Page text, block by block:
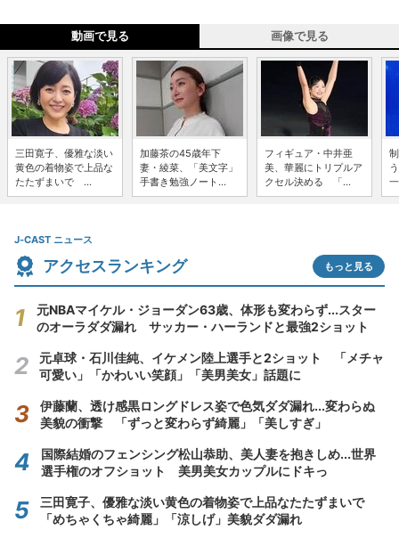
動画で見る 画像で見る
三田寛子、優雅な淡い
黄色の着物姿で上品な
たたずまいで ...
加藤茶の45歳年下
妻・綾菜、「美文字」
手書き勉強ノート...
フィギュア・中井亜
美、華麗にトリプルア
クセル決める 「...
J-CAST ニュース
アクセスランキング もっと見る
元NBAマイケル・ジョーダン63歳、体形も変わらず...スター
のオーラダダ漏れ サッカー・ハーランドと最強2ショット
元卓球・石川佳純、イケメン陸上選手と2ショット 「メチャ
可愛い」「かわいい笑顔」「美男美女」話題に
伊藤蘭、透け感黒ロングドレス姿で色気ダダ漏れ...変わらぬ
美貌の衝撃 「ずっと変わらず綺麗」「美しすぎ」
国際結婚のフェンシング松山恭助、美人妻を抱きしめ...世界
選手権のオフショット 美男美女カップルにドキっ
三田寛子、優雅な淡い黄色の着物姿で上品なたたずまいで
「めちゃくちゃ綺麗」「涼しげ」美貌ダダ漏れ